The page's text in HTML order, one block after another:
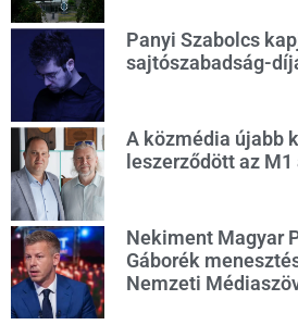
Panyi Szabolcs
sajtószabadság-
A közmédia újabb
leszerződött az
Nekiment Magyar
Gáborék
Nemzeti